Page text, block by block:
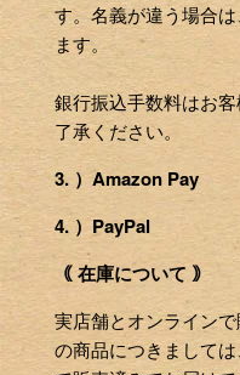
す。名義が違う場合
ます。
銀行振込手数料はお
了承ください。
3. ）Amazon Pay
4. ）PayPal
｟ 在庫について ｠
実店舗とオンライン
の商品につきまして